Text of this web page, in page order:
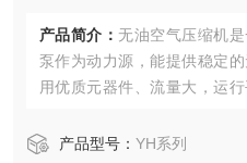
产品简介： 无油空气压缩机
泵作为动力源，能提供稳定
用优质元器件、流量大，运
产品型号： YH系列